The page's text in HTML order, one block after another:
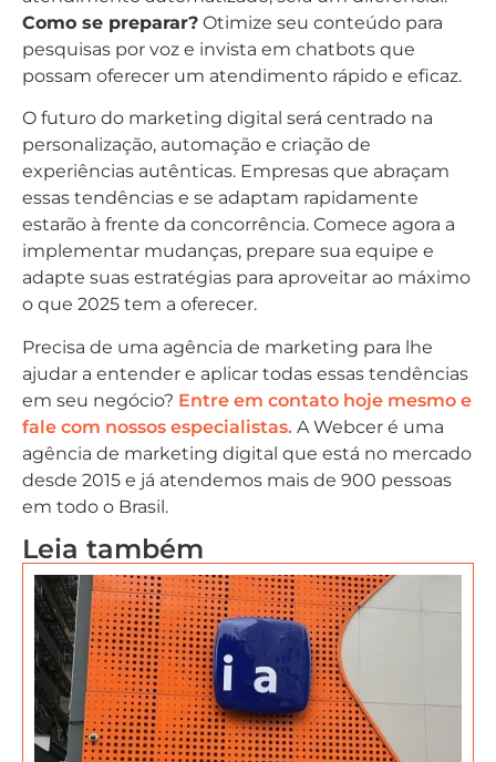
Como se preparar? Otimize seu conteúdo para
pesquisas por voz e invista em chatbots que
possam oferecer um atendimento rápido e eficaz.
O futuro do marketing digital será centrado na
personalização, automação e criação de
experiências autênticas. Empresas que abraçam
essas tendências e se adaptam rapidamente
estarão à frente da concorrência. Comece agora a
implementar mudanças, prepare sua equipe e
adapte suas estratégias para aproveitar ao máximo
o que 2025 tem a oferecer.
Precisa de uma agência de marketing para lhe
ajudar a entender e aplicar todas essas tendências
em seu negócio? Entre em contato hoje mesmo e
fale com nossos especialistas. A Webcer é uma
agência de marketing digital que está no mercado
desde 2015 e já atendemos mais de 900 pessoas
em todo o Brasil.
Leia também